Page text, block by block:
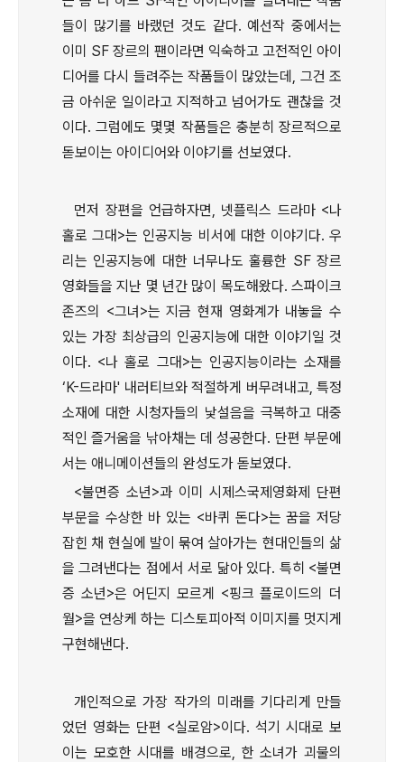
들이 많기를 바랬던 것도 같다. 예선작 중에서는
이미 SF 장르의 팬이라면 익숙하고 고전적인 아이
디어를 다시 들려주는 작품들이 많았는데, 그건 조
금 아쉬운 일이라고 지적하고 넘어가도 괜찮을 것
이다. 그럼에도 몇몇 작품들은 충분히 장르적으로
돋보이는 아이디어와 이야기를 선보였다.
먼저 장편을 언급하자면, 넷플릭스 드라마 <나
홀로 그대>는 인공지능 비서에 대한 이야기다. 우
리는 인공지능에 대한 너무나도 훌륭한 SF 장르
영화들을 지난 몇 년간 많이 목도해왔다. 스파이크
존즈의 <그녀>는 지금 현재 영화계가 내놓을 수
있는 가장 최상급의 인공지능에 대한 이야기일 것
이다. <나 홀로 그대>는 인공지능이라는 소재를
‘K-드라마' 내러티브와 적절하게 버무려내고, 특정
소재에 대한 시청자들의 낯설음을 극복하고 대중
적인 즐거움을 낚아채는 데 성공한다. 단편 부문에
서는 애니메이션들의 완성도가 돋보였다.
<불면증 소년>과 이미 시제스국제영화제 단편
부문을 수상한 바 있는 <바퀴 돈다>는 꿈을 저당
잡힌 채 현실에 발이 묶여 살아가는 현대인들의 삶
을 그려낸다는 점에서 서로 닮아 있다. 특히 <불면
증 소년>은 어딘지 모르게 <핑크 플로이드의 더
월>을 연상케 하는 디스토피아적 이미지를 멋지게
구현해낸다.
개인적으로 가장 작가의 미래를 기다리게 만들
었던 영화는 단편 <실로암>이다. 석기 시대로 보
이는 모호한 시대를 배경으로, 한 소녀가 괴물의